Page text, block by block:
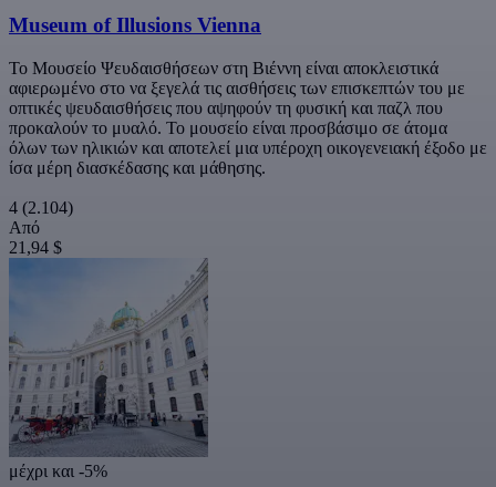
Museum of Illusions Vienna
Το Μουσείο Ψευδαισθήσεων στη Βιέννη είναι αποκλειστικά
αφιερωμένο στο να ξεγελά τις αισθήσεις των επισκεπτών του με
οπτικές ψευδαισθήσεις που αψηφούν τη φυσική και παζλ που
προκαλούν το μυαλό. Το μουσείο είναι προσβάσιμο σε άτομα
όλων των ηλικιών και αποτελεί μια υπέροχη οικογενειακή έξοδο με
ίσα μέρη διασκέδασης και μάθησης.
4 (2.104)
Από
21,94 $
μέχρι και -5%